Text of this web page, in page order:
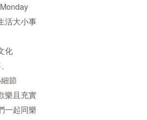
活大小事
化
節
樂且充實
一起同樂